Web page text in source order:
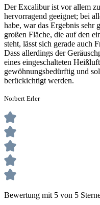
Der Excalibur ist vor allem
hervorragend geeignet; bei
habe, war das Ergebnis sehr
großen Fläche, die auf den
steht, lässt sich gerade auch
Dass allerdings der
eines eingeschalteten
gewöhnungsbedürftig und
berückichtigt werden.
Norbert Erler
Bewertung mit 5 von 5